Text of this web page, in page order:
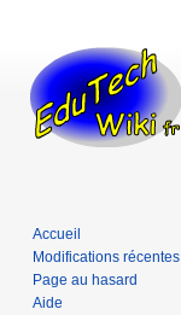
Accueil
Modifications récentes
Page au hasard
Aide